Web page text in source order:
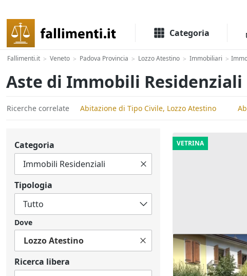
Categoria
Fallimenti.it > Veneto > Padova Provincia > Lozzo Atestino > Immobiliari >
Aste di Immobili
Ricerche correlate Abitazione di Tipo Civile, Lozzo Atestino
Categoria
Tipologia
Dove
Lozzo Atestino
Ricerca libera
VETRINA
Asta Abitazione
cortile e cantina
195.000 €